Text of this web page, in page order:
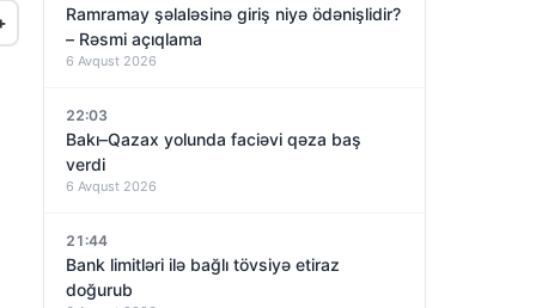
Ramramay şəlaləsinə giriş niyə ödənişlidir?
– Rəsmi açıqlama
6 Avqust 2026
22:03
Bakı–Qazax yolunda faciəvi qəza baş
verdi
6 Avqust 2026
21:44
Bank limitləri ilə bağlı tövsiyə etiraz
doğurub